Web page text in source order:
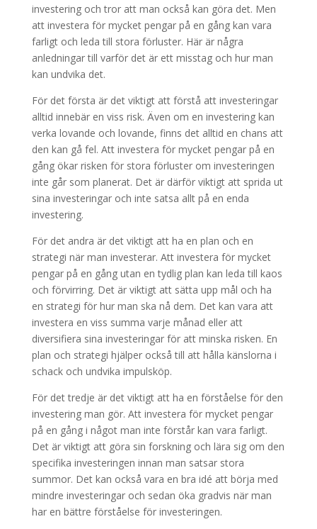
investering och tror att man också kan göra det. Men
att investera för mycket pengar på en gång kan vara
farligt och leda till stora förluster. Här är några
anledningar till varför det är ett misstag och hur man
kan undvika det.
För det första är det viktigt att förstå att investeringar
alltid innebär en viss risk. Även om en investering kan
verka lovande och lovande, finns det alltid en chans att
den kan gå fel. Att investera för mycket pengar på en
gång ökar risken för stora förluster om investeringen
inte går som planerat. Det är därför viktigt att sprida ut
sina investeringar och inte satsa allt på en enda
investering.
För det andra är det viktigt att ha en plan och en
strategi när man investerar. Att investera för mycket
pengar på en gång utan en tydlig plan kan leda till kaos
och förvirring. Det är viktigt att sätta upp mål och ha
en strategi för hur man ska nå dem. Det kan vara att
investera en viss summa varje månad eller att
diversifiera sina investeringar för att minska risken. En
plan och strategi hjälper också till att hålla känslorna i
schack och undvika impulsköp.
För det tredje är det viktigt att ha en förståelse för den
investering man gör. Att investera för mycket pengar
på en gång i något man inte förstår kan vara farligt.
Det är viktigt att göra sin forskning och lära sig om den
specifika investeringen innan man satsar stora
summor. Det kan också vara en bra idé att börja med
mindre investeringar och sedan öka gradvis när man
har en bättre förståelse för investeringen.